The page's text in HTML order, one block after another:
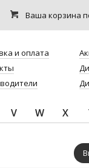
Ваша корзина
и оплата
V W X